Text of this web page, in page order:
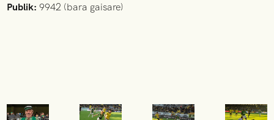
Publik: 9942 (bara gaisare)